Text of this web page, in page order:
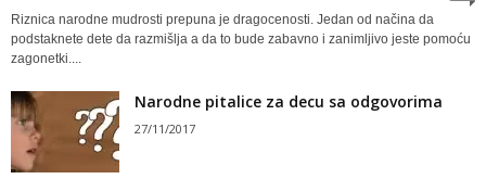
Riznica narodne mudrosti prepuna je dragocenosti. Jedan od načina da
podstaknete dete da razmišlja a da to bude zabavno i zanimljivo jeste pomoću
zagonetki....
Narodne pitalice za decu sa odgovorima
27/11/2017